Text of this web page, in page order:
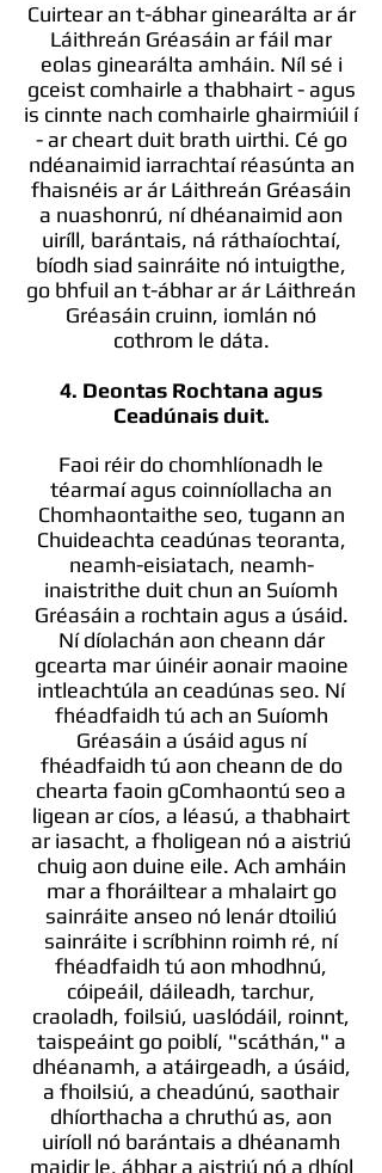
Cuirtear an t-ábhar ginearálta ar ár
Láithreán Gréasáin ar fáil mar
eolas ginearálta amháin. Níl sé i
gceist comhairle a thabhairt - agus
is cinnte nach comhairle ghairmiúil í
- ar cheart duit brath uirthi. Cé go
ndéanaimid iarrachtaí réasúnta an
fhaisnéis ar ár Láithreán Gréasáin
a nuashonrú, ní dhéanaimid aon
uiríll, barántais, ná ráthaíochtaí,
bíodh siad sainráite nó intuigthe,
go bhfuil an t-ábhar ar ár Láithreán
Gréasáin cruinn, iomlán nó
cothrom le dáta.
4. Deontas Rochtana agus
Ceadúnais duit.
Faoi réir do chomhlíonadh le
téarmaí agus coinníollacha an
Chomhaontaithe seo, tugann an
Chuideachta ceadúnas teoranta,
neamh-eisiatach, neamh-
inaistrithe duit chun an Suíomh
Gréasáin a rochtain agus a úsáid.
Ní díolachán aon cheann dár
gcearta mar úinéir aonair maoine
intleachtúla an ceadúnas seo. Ní
fhéadfaidh tú ach an Suíomh
Gréasáin a úsáid agus ní
fhéadfaidh tú aon cheann de do
chearta faoin gComhaontú seo a
ligean ar cíos, a léasú, a thabhairt
ar iasacht, a fholigean nó a aistriú
chuig aon duine eile. Ach amháin
mar a fhoráiltear a mhalairt go
sainráite anseo nó lenár dtoiliú
sainráite i scríbhinn roimh ré, ní
fhéadfaidh tú aon mhodhnú,
cóipeáil, dáileadh, tarchur,
craoladh, foilsiú, uaslódáil, roinnt,
taispeáint go poiblí, "scáthán," a
dhéanamh, a atáirgeadh, a úsáid,
a fhoilsiú, a cheadúnú, saothair
dhíorthacha a chruthú as, aon
uiríoll nó barántais a dhéanamh
maidir le, ábhar a aistriú nó a dhíol